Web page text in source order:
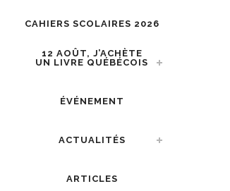
CAHIERS SCOLAIRES 2026
12 AOÛT, J’ACHÈTE
UN LIVRE QUÉBÉCOIS
ÉVÉNEMENT
ACTUALITÉS
ARTICLES